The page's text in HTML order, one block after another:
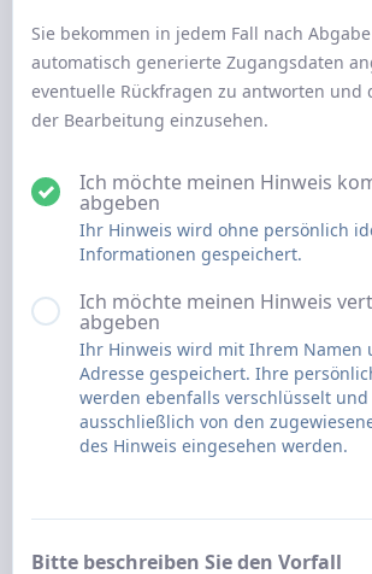
Sie bekommen in jedem Fall nach
automatisch generierte Zugangsdaten
eventuelle Rückfragen zu antworten und
der Bearbeitung einzusehen.
Ich möchte meinen Hinweis
abgeben
Ihr Hinweis wird ohne persönlich
Informationen gespeichert.
Ich möchte meinen Hinweis
abgeben
Ihr Hinweis wird mit Ihrem Namen
Adresse gespeichert. Ihre
werden ebenfalls verschlüsselt und
ausschließlich von den
des Hinweis eingesehen werden.
Bitte beschreiben Sie den Vorfall